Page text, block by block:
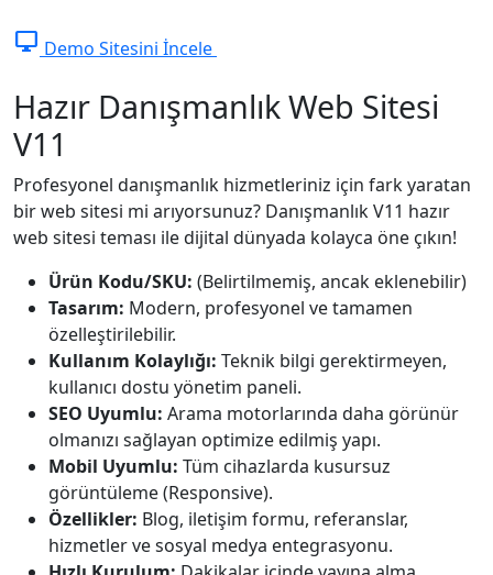
desktop_windows Demo Sitesini İncele
Hazır Danışmanlık Web Sitesi
V11
Profesyonel danışmanlık hizmetleriniz için fark yaratan
bir web sitesi mi arıyorsunuz? Danışmanlık V11 hazır
web sitesi teması ile dijital dünyada kolayca öne çıkın!
Ürün Kodu/SKU: (Belirtilmemiş, ancak eklenebilir)
Tasarım: Modern, profesyonel ve tamamen
özelleştirilebilir.
Kullanım Kolaylığı: Teknik bilgi gerektirmeyen,
kullanıcı dostu yönetim paneli.
SEO Uyumlu: Arama motorlarında daha görünür
olmanızı sağlayan optimize edilmiş yapı.
Mobil Uyumlu: Tüm cihazlarda kusursuz
görüntüleme (Responsive).
Özellikler: Blog, iletişim formu, referanslar,
hizmetler ve sosyal medya entegrasyonu.